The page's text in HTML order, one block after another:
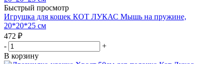
Быстрый просмотр
Игрушка для кошек КОТ ЛУКАС Мышь на пружине,
20*20*25 см
472 ₽
-
+
В корзину